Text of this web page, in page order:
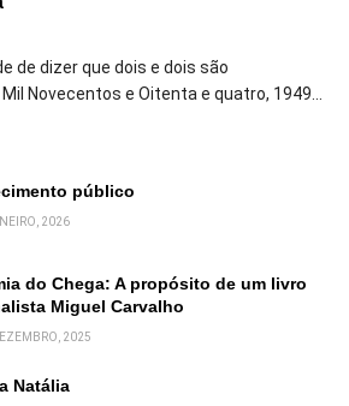
de dizer que dois e dois são
Novecentos e Oitenta e quatro, 1949...
público
2026
do Chega: A propósito de um livro
Miguel Carvalho
2025
Natália